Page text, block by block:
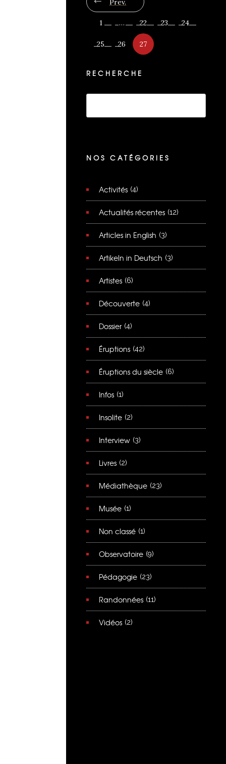
Prev.
1 … 22 23 24
25 26 27
RECHERCHE
NOS CATÉGORIES
Activités (4)
Actualités récentes (12)
Articles in English (3)
Artikeln in Deutsch (3)
Artistes (6)
Découverte (4)
Dossier (4)
Éruptions (42)
Éruptions du siècle (6)
Infos (1)
Insolite (2)
Interview (3)
Livres (2)
Médiathèque (23)
Musée (1)
Non classé (1)
Observatoire (9)
Pédagogie (23)
Randonnées (11)
Vidéos (2)